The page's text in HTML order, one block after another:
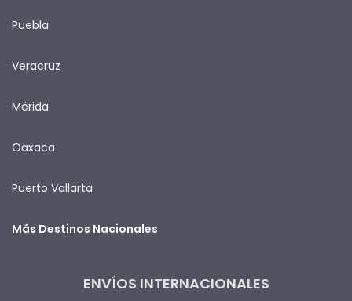
Puebla
Veracruz
Mérida
Oaxaca
Puerto Vallarta
Más Destinos Nacionales
ENVÍOS INTERNACIONALES